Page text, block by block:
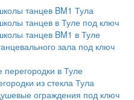
танцев BM1 Тула
танцев в Туле под ключ
танцев BM1 в Туле
зала под ключ
в Туле
из стекла Тула
ограждения под ключ